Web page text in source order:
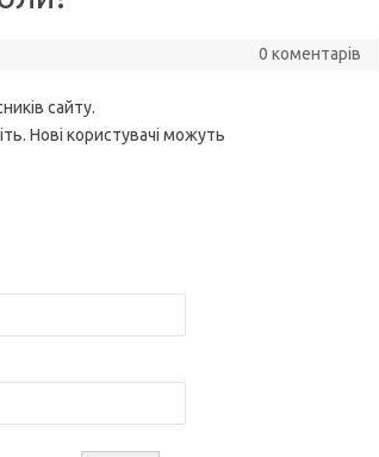
0 коментарів
сайту.
Нові користувачі можуть